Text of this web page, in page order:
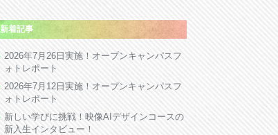
新着記事
2026年7月26日実施！オープンキャンパスフ
ォトレポート
2026年7月12日実施！オープンキャンパスフ
ォトレポート
新しい学びに挑戦！映像AIデザインコースの
新入生インタビュー！